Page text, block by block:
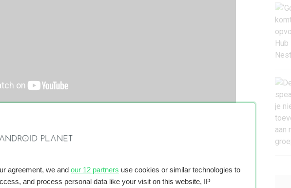
agreement, we and our 12 partners use cookies or similar technologies to
and process personal data like your visit on this website, IP
gemaakte Actions on Google waren goedgekeurd, werd hun
valt buiten de controle van Amazon en Google. Stemassistenten
stopwoorden zoals “Hey Google” om de opname te beginnen, of
werden stiekem door de beveiligingsonderzoekers
Google Home te kunnen afluisteren.
deze Google Assistent Actions kom je in contact met